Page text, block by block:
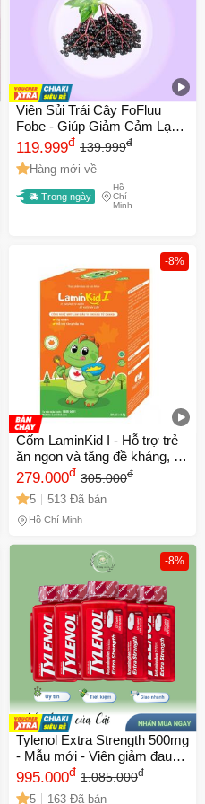
Viên Sủi Trái Cây FoFluu
Fobe - Giúp Giảm Cảm Lạnh
N1 Hộp 20 Viên - Tăng
Cường Sức Đề Kháng Cho
Trẻ Em
119.999đ 139.999đ
Hàng mới về
Trong ngày
Hồ
Chí
Minh
-8%
Cốm LaminKid I - Hỗ trợ trẻ
ăn ngon và tăng đề kháng, bổ
sung vi chất dinh dưỡng tự
nhiên, hộp 20 gói
279.000đ 305.000đ
5 513 Đã bán
Hồ Chí Minh
-8%
Tylenol Extra Strength 500mg
- Mẫu mới - Viên giảm đau
hạ sốt nhanh 325 viên - Hàng
chính hãng Mỹ
995.000đ 1.085.000đ
5 163 Đã bán